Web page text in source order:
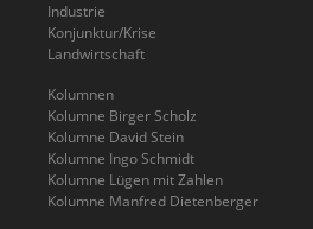
Industrie
Konjunktur/Krise
Landwirtschaft
Kolumnen
Kolumne Birger Scholz
Kolumne David Stein
Kolumne Ingo Schmidt
Kolumne Lügen mit Zahlen
Kolumne Manfred Dietenberger